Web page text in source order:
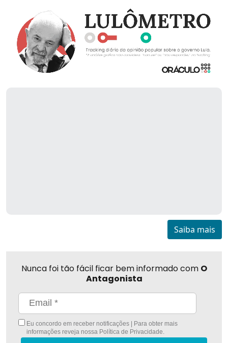
Saiba mais
Nunca foi tão fácil ficar bem informado com O
Antagonista
Eu concordo em receber notificações | Para obter mais
informações reveja nossa Política de Privacidade.